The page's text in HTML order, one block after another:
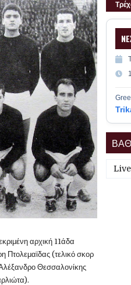
αρχική 11άδα
Πτολεμαϊδας (τελικό σκορ
Θεσσαλονίκης